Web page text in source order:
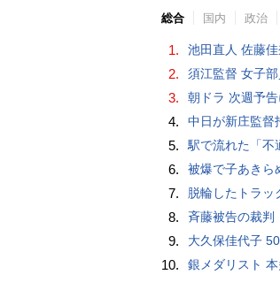
総合 国内 政治
1. 池田直人 佐藤
2. 須江監督 女子
3. 朝ドラ 次週予告
4. 中日が新庄監督
5. 駅で流れた「不
6. 被爆で子あきら
7. 脱輪したトラッ
8. 斉藤被告の裁判
9. 大久保佳代子
10. 銀メダリスト